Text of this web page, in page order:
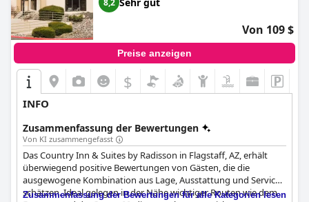
Von 109 $
Preise anzeigen
$
INFO
Zusammenfassung der Bewertungen
Von KI zusammengefasst
Das Country Inn & Suites by Radisson in Flagstaff, AZ, erhält
überwiegend positive Bewertungen von Gästen, die die
ausgewogene Kombination aus Lage, Ausstattung und Service
schätzen. Ideal gelegen in der Nähe wichtiger Routen wie dem
Zusammenfassung der Bewertungen für alle Kategorien lesen